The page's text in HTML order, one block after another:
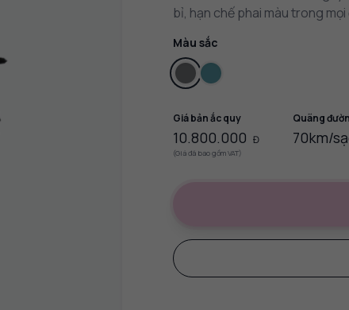
bỉ, hạn chế phai màu trong
Màu sắc
Giá bản ắc quy
10.800.000 Đ
(Giá đã bao gồm VAT)
Quãng
70km/